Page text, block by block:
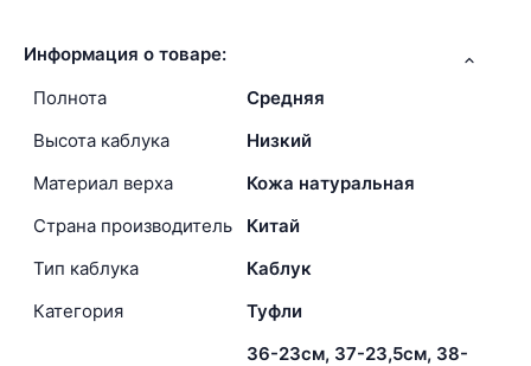
Информация о товаре:
Полнота
Средняя
Высота каблука
Низкий
Материал верха
Кожа натуральная
Страна производитель
Китай
Тип каблука
Каблук
Категория
Туфли
36-23см, 37-23,5см, 38-